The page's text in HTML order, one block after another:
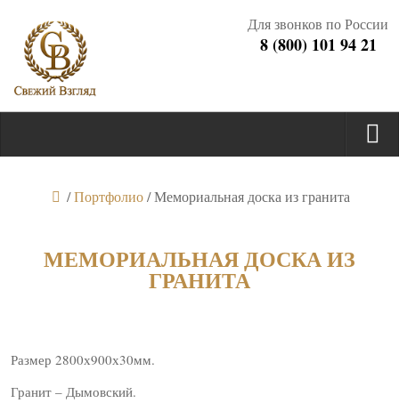
Для звонков по России
8 (800) 101 94 21
/Портфолио/Мемориальная доска из гранита
МЕМОРИАЛЬНАЯ ДОСКА ИЗ
ГРАНИТА
Размер 2800х900х30мм.
Гранит – Дымовский.